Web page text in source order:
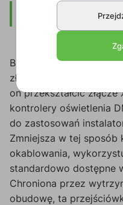
BSP803M to adapter
złącze męskiego XLR
on przekształcić
kontrolery oświetlenia
do zastosowań
Zmniejsza w tej
okablowania,
standardowo dostępne
Chroniona przez
obudowę, ta